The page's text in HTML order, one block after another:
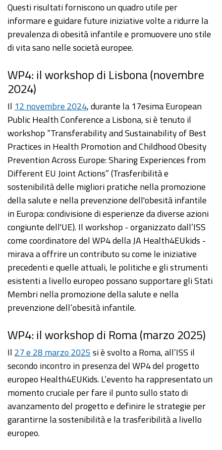
Questi risultati forniscono un quadro utile per
informare e guidare future iniziative volte a ridurre la
prevalenza di obesità infantile e promuovere uno stile
di vita sano nelle società europee.
WP4: il workshop di Lisbona (novembre
2024)
Il 12 novembre 2024, durante la 17esima European
Public Health Conference a Lisbona, si è tenuto il
workshop “Transferability and Sustainability of Best
Practices in Health Promotion and Childhood Obesity
Prevention Across Europe: Sharing Experiences from
Different EU Joint Actions” (Trasferibilità e
sostenibilità delle migliori pratiche nella promozione
della salute e nella prevenzione dell'obesità infantile
in Europa: condivisione di esperienze da diverse azioni
congiunte dell'UE). Il workshop - organizzato dall’ISS
come coordinatore del WP4 della JA Health4EUkids -
mirava a offrire un contributo su come le iniziative
precedenti e quelle attuali, le politiche e gli strumenti
esistenti a livello europeo possano supportare gli Stati
Membri nella promozione della salute e nella
prevenzione dell’obesità infantile.
WP4: il workshop di Roma (marzo 2025)
Il 27 e 28 marzo 2025 si è svolto a Roma, all’ISS il
secondo incontro in presenza del WP4 del progetto
europeo Health4EUKids. L’evento ha rappresentato un
momento cruciale per fare il punto sullo stato di
avanzamento del progetto e definire le strategie per
garantirne la sostenibilità e la trasferibilità a livello
europeo.